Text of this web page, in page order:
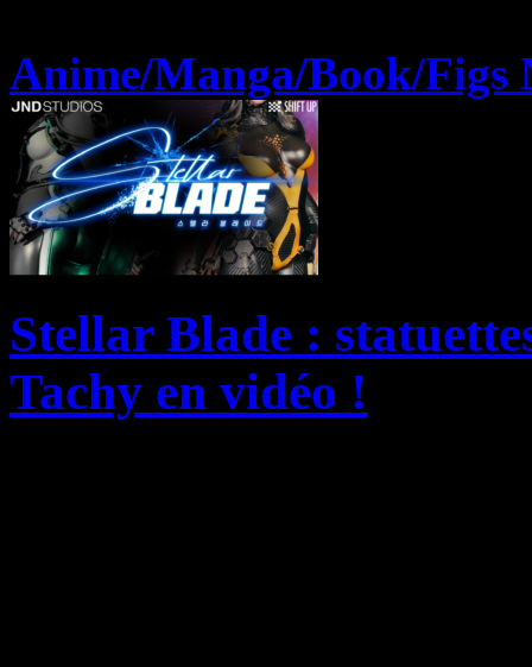
Anime/Manga/Book/Figs
Stellar Blade :
Tachy en vidéo !